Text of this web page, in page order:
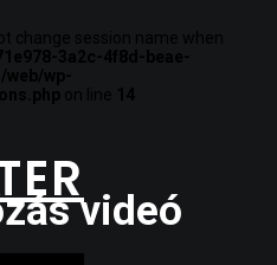
change session name when
3a2c-4f8d-beae-
web/wp-
on line 14
videó